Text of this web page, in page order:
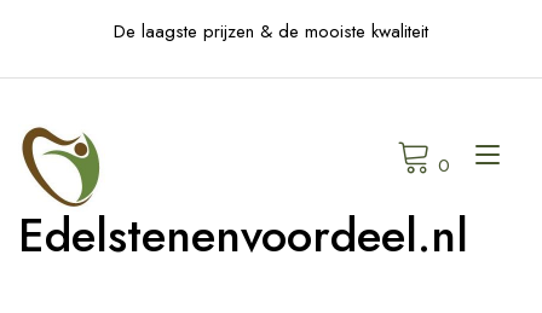
De laagste prijzen & de mooiste kwaliteit
Edelstenenvoordeel.nl
0